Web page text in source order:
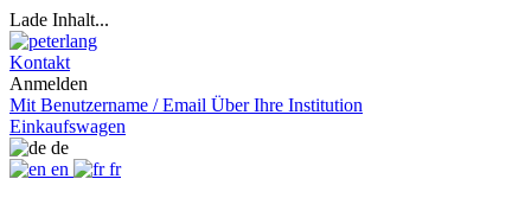
Lade Inhalt...
Kontakt
Anmelden
Mit Benutzername / Email Über Ihre Institution
Einkaufswagen
de
en
fr